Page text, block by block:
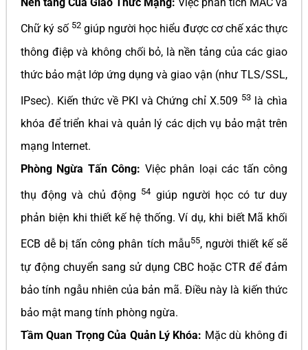
Chữ ký số 52 giúp người học hiểu được cơ chế xác thực
thông điệp và không chối bỏ, là nền tảng của các giao
thức bảo mật lớp ứng dụng và giao vận (như TLS/SSL,
IPsec). Kiến thức về PKI và Chứng chỉ X.509 53 là chìa
khóa để triển khai và quản lý các dịch vụ bảo mật trên
mạng Internet.
Phòng Ngừa Tấn Công: Việc phân loại các tấn công
thụ động và chủ động 54 giúp người học có tư duy
phản biện khi thiết kế hệ thống. Ví dụ, khi biết Mã khối
ECB dễ bị tấn công phân tích mẫu55, người thiết kế sẽ
tự động chuyển sang sử dụng CBC hoặc CTR để đảm
bảo tính ngẫu nhiên của bản mã. Điều này là kiến thức
bảo mật mang tính phòng ngừa.
Tầm Quan Trọng Của Quản Lý Khóa: Mặc dù không đi